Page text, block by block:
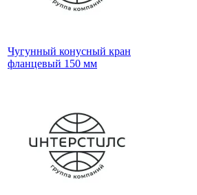
Чугунный конусный кран
фланцевый 150 мм